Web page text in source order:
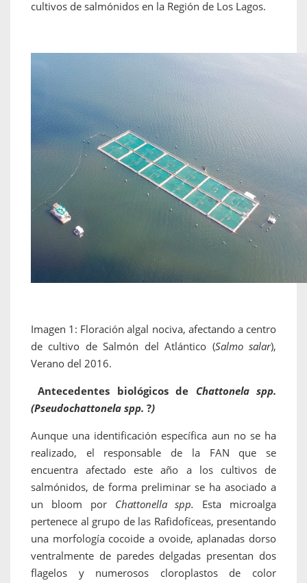
cultivos de salmónidos en la Región de Los Lagos.
Imagen 1: Floración algal nociva, afectando a centro
de cultivo de Salmón del Atlántico (Salmo salar),
Verano del 2016.
Antecedentes biológicos de Chattonela spp.
(Pseudochattonela spp. ?)
Aunque una identificación específica aun no se ha
realizado, el responsable de la FAN que se
encuentra afectado este año a los cultivos de
salmónidos, de forma preliminar se ha asociado a
un bloom por Chattonella spp.
Esta microalga
pertenece al grupo de las Rafidofíceas, presentando
una morfología cocoide a ovoide, aplanadas dorso
ventralmente de paredes delgadas presentan dos
flagelos y numerosos cloroplastos de color